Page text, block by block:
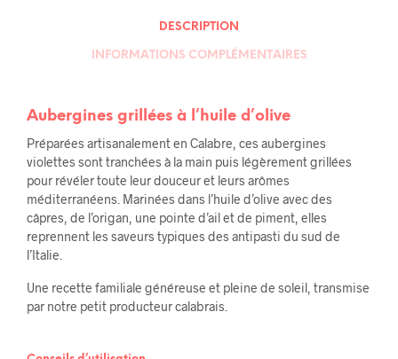
DESCRIPTION
INFORMATIONS COMPLÉMENTAIRES
Aubergines grillées à l’huile d’olive
Préparées artisanalement en Calabre, ces aubergines
violettes sont tranchées à la main puis légèrement grillées
pour révéler toute leur douceur et leurs arômes
méditerranéens. Marinées dans l’huile d’olive avec des
câpres, de l’origan, une pointe d’ail et de piment, elles
reprennent les saveurs typiques des antipasti du sud de
l’Italie.
Une recette familiale généreuse et pleine de soleil, transmise
par notre petit producteur calabrais.